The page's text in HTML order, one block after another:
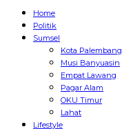
Home
Politik
Sumsel
Kota Palembang
Musi Banyuasin
Empat Lawang
Pagar Alam
OKU Timur
Lahat
Lifestyle